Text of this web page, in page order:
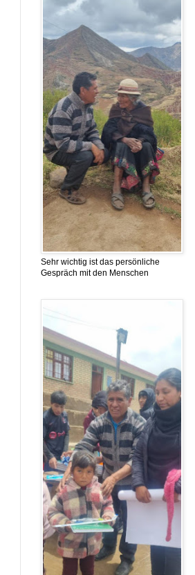
Sehr wichtig ist das persönliche
Gespräch mit den Menschen